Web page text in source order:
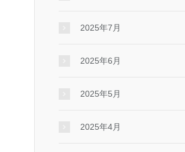
2025年7月
2025年6月
2025年5月
2025年4月